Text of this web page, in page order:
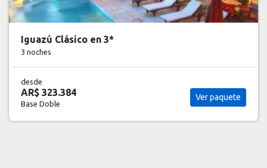
Iguazú Clásico en 3*
3 noches
desde
AR$ 323.384
Base Doble
Ver paquete